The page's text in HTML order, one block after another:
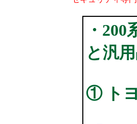
・
と汎
① ト